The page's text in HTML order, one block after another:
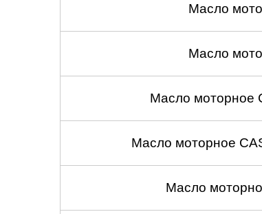
Масло
Масло
Масло моторное
Масло моторное
Масло